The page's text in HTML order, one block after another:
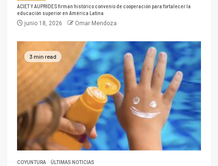
ACIET Y AUPRIDES firman histórico convenio de cooperación para fortalecer la
educación superior en América Latina
junio 18, 2026 Omar Mendoza
3 min read
COYUNTURA ÚLTIMAS NOTICIAS